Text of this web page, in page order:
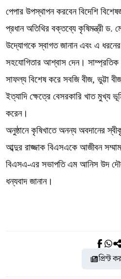
পেপার উপস্থাপন করবেন বিদেশি
প্রধান অতিথির বক্তব্যে কৃষিমন্ত্রী
উদ্যোগকে স্বাগত জানান এবং এ
সহযোগিতার আশ্বাস দেন। সাম্প্রতিক
সাফল্য বিশেষ করে সবজি বীজ, ভুট্টা
ইত্যাদি ক্ষেত্রে বেসরকারি খাত মুখ্য
করেন।
অনুষ্ঠানে কৃষিখাতে অনন্য অবদানের
আব্দুর রাজ্জাক বিএসএকে আজীবন
বিএসএ-এর সভাপতি এম আনিস উদ
ধন্যবাদ জানান।
প্রিন্ট